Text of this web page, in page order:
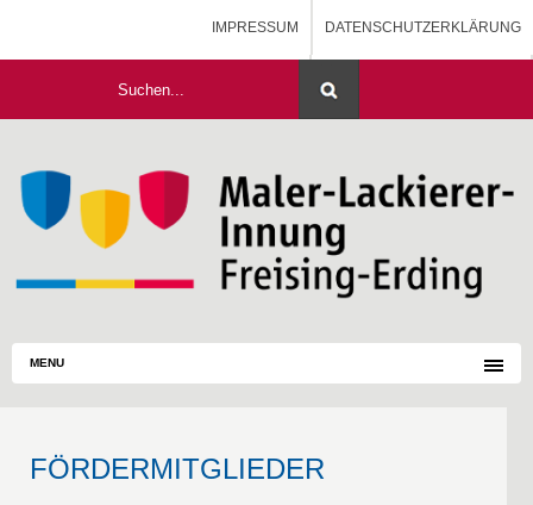
DATENSCHUTZERKLÄRUNG
IMPRESSUM
MALERAUSBILDUNG - BLOG
MENU
FÖRDERMITGLIEDER